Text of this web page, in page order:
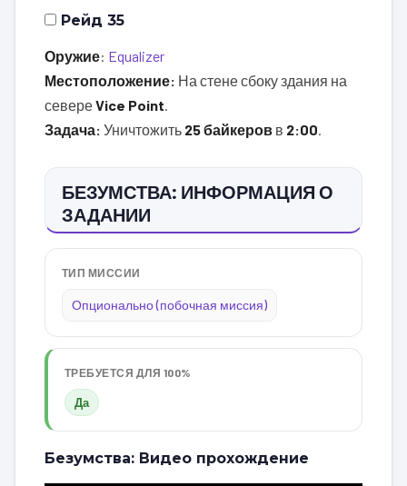
Рейд 35
Оружие: Equalizer
Местоположение: На стене сбоку здания на
севереVice Point
Задача: Уничтожить 25 байкеров в 2:00
БЕЗУМСТВА: ИНФОРМАЦИЯ О
ЗАДАНИИ
ТИП МИССИИ
Опционально (побочная миссия)
ТРЕБУЕТСЯ ДЛЯ 100%
Да
Безумства: Видео прохождение